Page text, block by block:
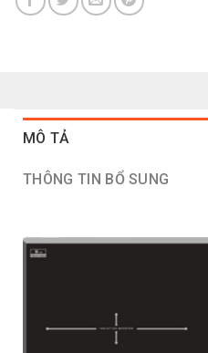
MÔ TẢ
THÔNG TIN BỔ SUNG